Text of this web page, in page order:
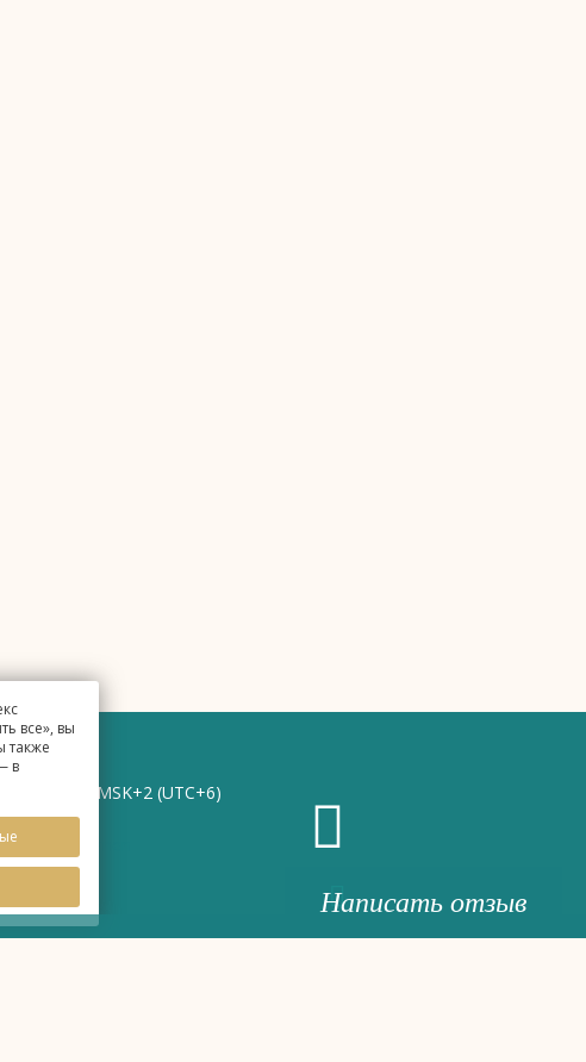
все», вы
также
в
Написать отзыв
MSK+2 (UTC+6)